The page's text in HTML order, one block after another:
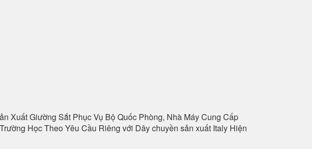
Xuất Giường Sắt Phục Vụ Bộ Quốc Phòng, Nhà Máy Cung Cấp
Học Theo Yêu Cầu Riêng với Dây chuyền sản xuất Italy Hiện